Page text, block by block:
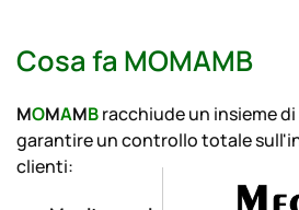
Cosa fa MOMAMB
MOMAMBracchiude un insieme
garantire un controllo totale
clienti: